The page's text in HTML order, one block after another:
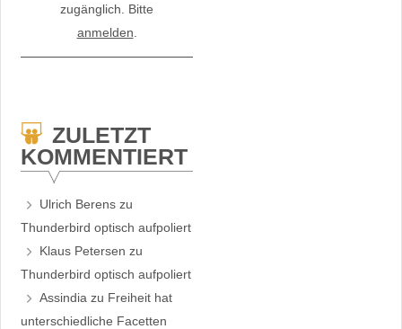
zugänglich. Bitte
anmelden
ZULETZT
KOMMENTIERT
Ulrich Berens zu
Thunderbird optisch aufpoliert
Klaus Petersen zu
Thunderbird optisch aufpoliert
Assindia zu Freiheit hat
unterschiedliche Facetten